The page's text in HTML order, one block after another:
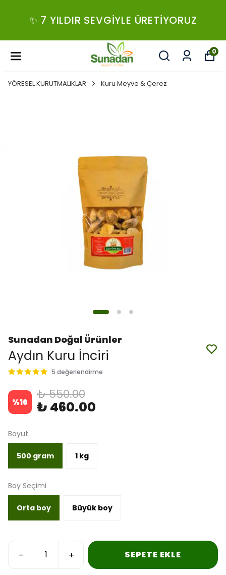
✨ 7 YILDIR SEVGIYLE ÜRETIYORUZ
0
YÖRESEL KURUTMALIKLAR Kuru Meyve & Çerez
Sunadan Doğal Ürünler
Aydın Kuru İnciri
5 değerlendirme
%16 ₺ 550.00
₺ 460.00
Boyut
500 gram 1 kg
Boy Seçimi
Orta boy Büyük boy
SEPETE EKLE